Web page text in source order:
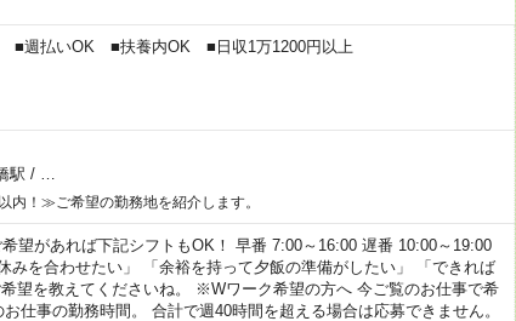
■週払いOK ■扶養内OK ■日収1万1200円以上
駅 /
内！≫ご希望の勤務地を紹介します。
望があれば下記シフトもOK！ 早番 7:00～16:00 遅番 10:00～19:00
みを合わせたい」 「余裕を持って夕飯の準備がしたい」 「できれば
望を教えてくださいね。 ※Wワーク希望の方へ 今ご覧のお仕事で希
仕事の勤務時間。 合計で週40時間を超える場合は応募できません。